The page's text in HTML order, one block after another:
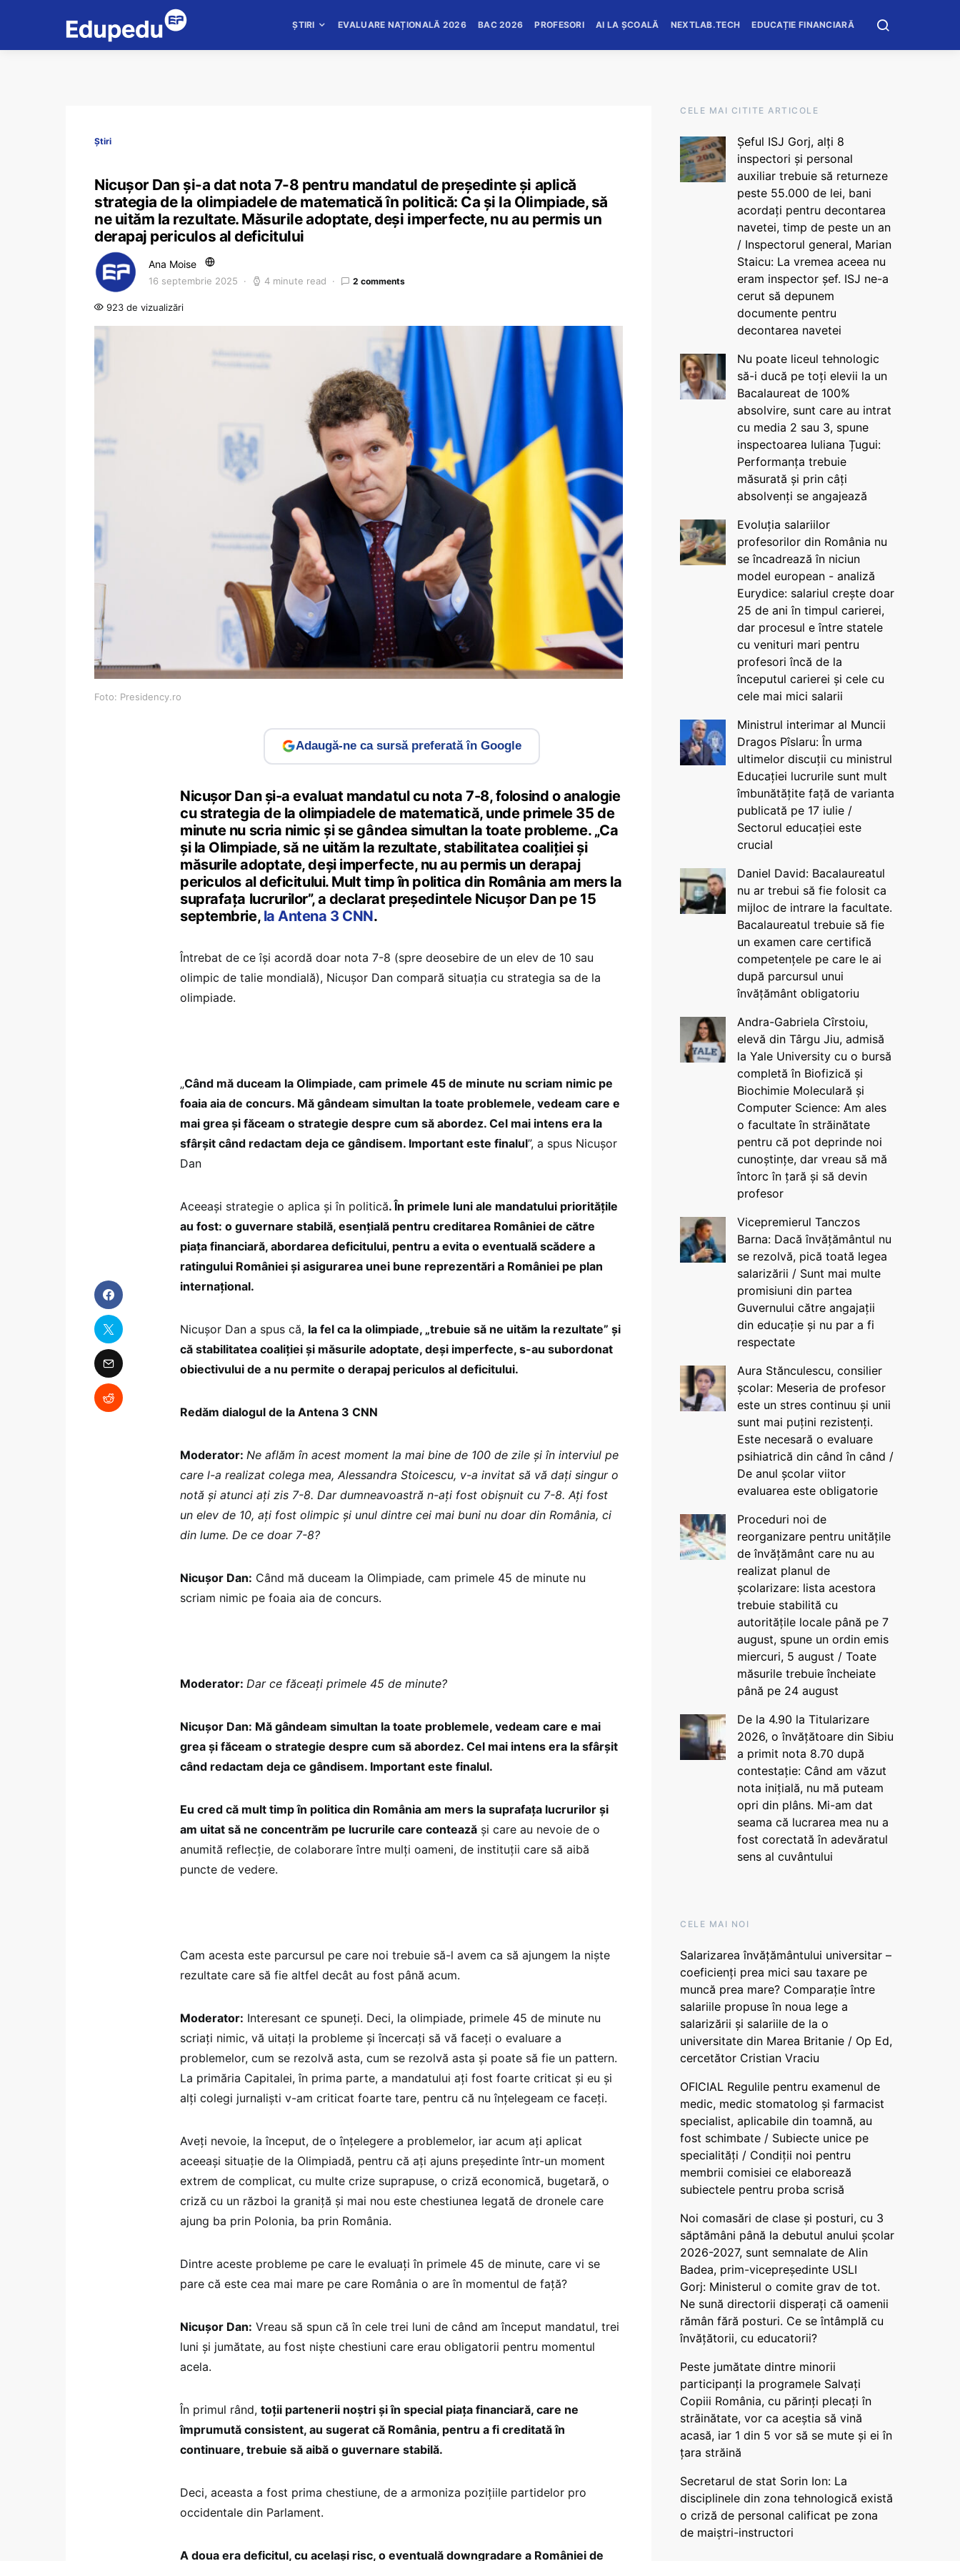
ȘTIRI EVALUARE NAȚIONALĂ 2026 BAC 2026 PROFESORI AI LA ȘCOALĂ NEXTLAB.TECH EDUCAȚIE FINANCIARĂ
Știri
Nicușor Dan și-a dat nota 7-8 pentru mandatul de președinte și aplică
strategia de la olimpiadele de matematică în politică: Ca și la Olimpiade, să
ne uităm la rezultate. Măsurile adoptate, deși imperfecte, nu au permis un
derapaj periculos al deficitului
Ana Moise
16 septembrie 2025 4 minute read 2 comments
923 de vizualizări
Foto: Presidency.ro
Adaugă-ne ca sursă preferată în Google
Nicușor Dan și-a evaluat mandatul cu nota 7-8, folosind o analogie
cu strategia de la olimpiadele de matematică, unde primele 35 de
minute nu scria nimic și se gândea simultan la toate probleme. „Ca
și la Olimpiade, să ne uităm la rezultate, stabilitatea coaliției și
măsurile adoptate, deși imperfecte, nu au permis un derapaj
periculos al deficitului. Mult timp în politica din România am mers la
suprafața lucrurilor”, a declarat președintele Nicușor Dan pe 15
septembrie,la Antena 3 CNN.
Întrebat de ce își acordă doar nota 7-8 (spre deosebire de un elev de 10 sau
olimpic de talie mondială), Nicușor Dan compară situația cu strategia sa de la
olimpiade.
„Când mă duceam la Olimpiade, cam primele 45 de minute nu scriam nimic pe
foaia aia de concurs. Mă gândeam simultan la toate problemele, vedeam care e
mai grea și făceam o strategie despre cum să abordez. Cel mai intens era la
sfârșit când redactam deja ce gândisem. Important este finalul”, a spus Nicușor
Dan
Aceeași strategie o aplica și în politică. În primele luni ale mandatului prioritățile
au fost: o guvernare stabilă, esențială pentru creditarea României de către
piața financiară, abordarea deficitului, pentru a evita o eventuală scădere a
ratingului României și asigurarea unei bune reprezentări a României pe plan
internațional.
Nicușor Dan a spus că, la fel ca la olimpiade, „trebuie să ne uităm la rezultate” și
că stabilitatea coaliției și măsurile adoptate, deși imperfecte, s-au subordonat
obiectivului de a nu permite o derapaj periculos al deficitului.
Redăm dialogul de la Antena 3 CNN
Moderator: Ne aflăm în acest moment la mai bine de 100 de zile și în interviul pe
care l-a realizat colega mea, Alessandra Stoicescu, v-a invitat să vă dați singur o
notă și atunci ați zis 7-8. Dar dumneavoastră n-ați fost obișnuit cu 7-8. Ați fost
un elev de 10, ați fost olimpic și unul dintre cei mai buni nu doar din România, ci
din lume. De ce doar 7-8?
Nicușor Dan: Când mă duceam la Olimpiade, cam primele 45 de minute nu
scriam nimic pe foaia aia de concurs.
Moderator: Dar ce făceați primele 45 de minute?
Nicușor Dan: Mă gândeam simultan la toate problemele, vedeam care e mai
grea și făceam o strategie despre cum să abordez. Cel mai intens era la sfârșit
când redactam deja ce gândisem. Important este finalul.
Eu cred că mult timp în politica din România am mers la suprafața lucrurilor și
am uitat să ne concentrăm pe lucrurile care contează și care au nevoie de o
anumită reflecție, de colaborare între mulți oameni, de instituții care să aibă
puncte de vedere.
Cam acesta este parcursul pe care noi trebuie să-l avem ca să ajungem la niște
rezultate care să fie altfel decât au fost până acum.
Moderator: Interesant ce spuneți. Deci, la olimpiade, primele 45 de minute nu
scriați nimic, vă uitați la probleme și încercați să vă faceți o evaluare a
problemelor, cum se rezolvă asta, cum se rezolvă asta și poate să fie un pattern.
La primăria Capitalei, în prima parte, a mandatului ați fost foarte criticat și eu și
alți colegi jurnaliști v-am criticat foarte tare, pentru că nu înțelegeam ce faceți.
Aveți nevoie, la început, de o înțelegere a problemelor, iar acum ați aplicat
aceeași situație de la Olimpiadă, pentru că ați ajuns președinte într-un moment
extrem de complicat, cu multe crize suprapuse, o criză economică, bugetară, o
criză cu un război la graniță și mai nou este chestiunea legată de dronele care
ajung ba prin Polonia, ba prin România.
Dintre aceste probleme pe care le evaluați în primele 45 de minute, care vi se
pare că este cea mai mare pe care România o are în momentul de față?
Nicușor Dan: Vreau să spun că în cele trei luni de când am început mandatul, trei
luni și jumătate, au fost niște chestiuni care erau obligatorii pentru momentul
acela.
În primul rând, toții partenerii noștri și în special piața financiară, care ne
împrumută consistent, au sugerat că România, pentru a fi creditată în
continuare, trebuie să aibă o guvernare stabilă.
Deci, aceasta a fost prima chestiune, de a armoniza pozițiile partidelor pro
occidentale din Parlament.
A doua era deficitul, cu același risc, o eventuală downgradare a României de
CELE MAI CITITE ARTICOLE
Șeful ISJ Gorj, alți 8
inspectori și personal
auxiliar trebuie să returneze
peste 55.000 de lei, bani
acordați pentru decontarea
navetei, timp de peste un an
/ Inspectorul general, Marian
Staicu: La vremea aceea nu
eram inspector șef. ISJ ne-a
cerut să depunem
documente pentru
decontarea navetei
Nu poate liceul tehnologic
să-i ducă pe toți elevii la un
Bacalaureat de 100%
absolvire, sunt care au intrat
cu media 2 sau 3, spune
inspectoarea Iuliana Țugui:
Performanța trebuie
măsurată și prin câți
absolvenți se angajează
Evoluția salariilor
profesorilor din România nu
se încadrează în niciun
model european - analiză
Eurydice: salariul crește doar
25 de ani în timpul carierei,
dar procesul e între statele
cu venituri mari pentru
profesori încă de la
începutul carierei și cele cu
cele mai mici salarii
Ministrul interimar al Muncii
Dragos Pîslaru: În urma
ultimelor discuții cu ministrul
Educației lucrurile sunt mult
îmbunătățite față de varianta
publicată pe 17 iulie /
Sectorul educației este
crucial
Daniel David: Bacalaureatul
nu ar trebui să fie folosit ca
mijloc de intrare la facultate.
Bacalaureatul trebuie să fie
un examen care certifică
competențele pe care le ai
după parcursul unui
învățământ obligatoriu
Andra-Gabriela Cîrstoiu,
elevă din Târgu Jiu, admisă
la Yale University cu o bursă
completă în Biofizică și
Biochimie Moleculară și
Computer Science: Am ales
o facultate în străinătate
pentru că pot deprinde noi
cunoștințe, dar vreau să mă
întorc în țară și să devin
profesor
Vicepremierul Tanczos
Barna: Dacă învățământul nu
se rezolvă, pică toată legea
salarizării / Sunt mai multe
promisiuni din partea
Guvernului către angajații
din educație și nu par a fi
respectate
Aura Stănculescu, consilier
școlar: Meseria de profesor
este un stres continuu și unii
sunt mai puțini rezistenți.
Este necesară o evaluare
psihiatrică din când în când /
De anul școlar viitor
evaluarea este obligatorie
Proceduri noi de
reorganizare pentru unitățile
de învățământ care nu au
realizat planul de
școlarizare: lista acestora
trebuie stabilită cu
autoritățile locale până pe 7
august, spune un ordin emis
miercuri, 5 august / Toate
măsurile trebuie încheiate
până pe 24 august
De la 4.90 la Titularizare
2026, o învățătoare din Sibiu
a primit nota 8.70 după
contestație: Când am văzut
nota inițială, nu mă puteam
opri din plâns. Mi-am dat
seama că lucrarea mea nu a
fost corectată în adevăratul
sens al cuvântului
CELE MAI NOI
Salarizarea învățământului universitar –
coeficienți prea mici sau taxare pe
muncă prea mare? Comparație între
salariile propuse în noua lege a
salarizării și salariile de la o
universitate din Marea Britanie / Op Ed,
cercetător Cristian Vraciu
OFICIAL Regulile pentru examenul de
medic, medic stomatolog și farmacist
specialist, aplicabile din toamnă, au
fost schimbate / Subiecte unice pe
specialități / Condiții noi pentru
membrii comisiei ce elaborează
subiectele pentru proba scrisă
Noi comasări de clase și posturi, cu 3
săptămâni până la debutul anului școlar
2026-2027, sunt semnalate de Alin
Badea, prim-vicepreședinte USLI
Gorj: Ministerul o comite grav de tot.
Ne sună directorii disperați că oamenii
rămân fără posturi. Ce se întâmplă cu
învățătorii, cu educatorii?
Peste jumătate dintre minorii
participanți la programele Salvați
Copiii România, cu părinți plecați în
străinătate, vor ca aceștia să vină
acasă, iar 1 din 5 vor să se mute și ei în
țara străină
Secretarul de stat Sorin Ion: La
disciplinele din zona tehnologică există
o criză de personal calificat pe zona
de maiștri-instructori